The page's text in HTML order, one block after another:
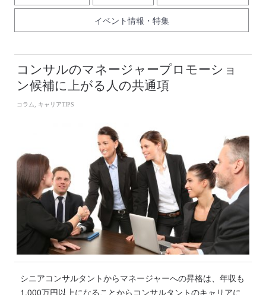
イベント情報・特集
コンサルのマネージャープロモーショ
ン候補に上がる人の共通項
コラム, キャリアTIPS
シニアコンサルタントからマネージャーへの昇格は、 年収も
1,000万円以上になることからコンサルタントのキャリアに